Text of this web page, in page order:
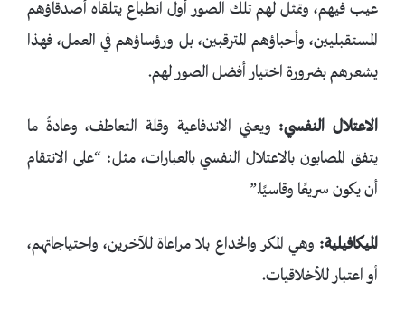
عيب فيهم، وتمثل لهم تلك الصور أول انطباع يتلقاه أصدقاؤهم
المستقبليين، وأحباؤهم المترقبين، بل ورؤساؤهم في العمل، فهذا
يشعرهم بضرورة اختيار أفضل الصور لهم.
الاعتلال النفسي: ويعني الاندفاعية وقلة التعاطف، وعادةً ما
يتفق المصابون بالاعتلال النفسي بالعبارات، مثل: “على الانتقام
أن يكون سريعًا وقاسيًا.”
الميكافيلية: وهي المكر والخداع بلا مراعاة للآخرين، واحتياجاتهم،
أو اعتبار للأخلاقيات.